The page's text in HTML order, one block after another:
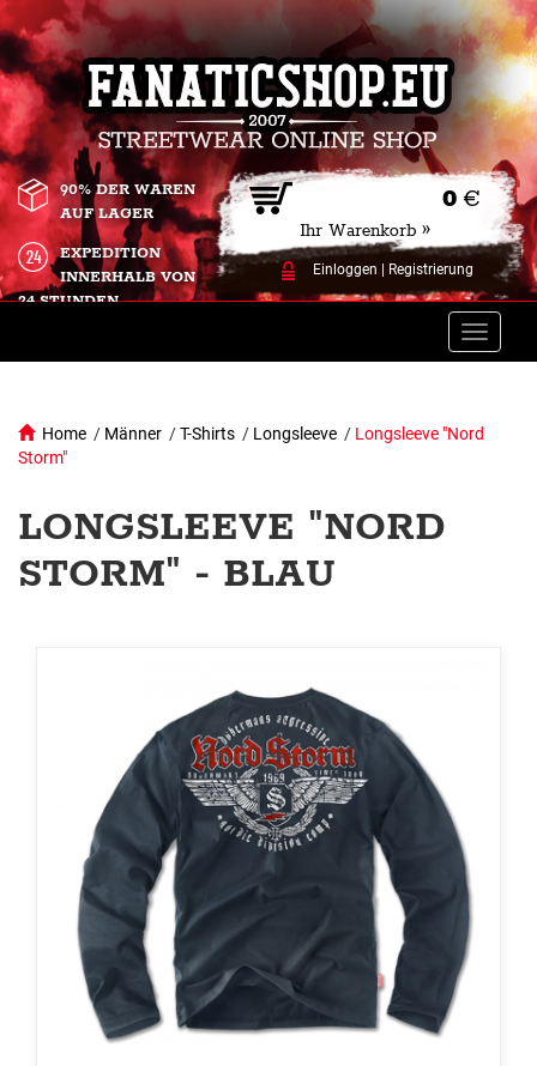
0 €
Ihr Warenkorb »
Einloggen Registrierung
90% DER WAREN
AUF LAGER
EXPEDITION
INNERHALB VON
24 STUNDEN.
Toggle
Home / Männer /T-Shirts / Longsleeve / Longsleeve "Nord
Storm"
LONGSLEEVE "NORD
STORM" - BLAU